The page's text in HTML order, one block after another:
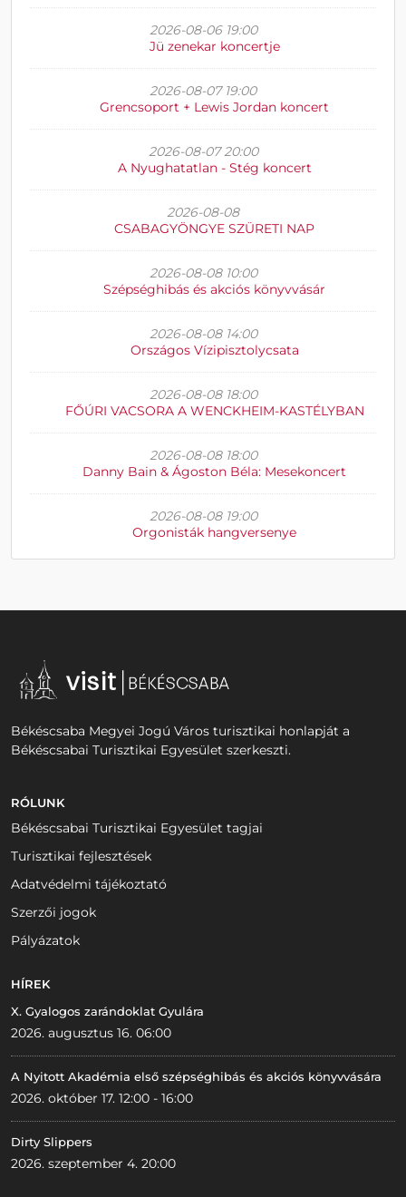
2026-08-06 19:00
Jü zenekar koncertje
2026-08-07 19:00
Grencsoport + Lewis Jordan koncert
2026-08-07 20:00
A Nyughatatlan - Stég koncert
2026-08-08
CSABAGYÖNGYE SZÜRETI NAP
2026-08-08 10:00
Szépséghibás és akciós könyvvásár
2026-08-08 14:00
Országos Vízipisztolycsata
2026-08-08 18:00
FŐÚRI VACSORA A WENCKHEIM-KASTÉLYBAN
2026-08-08 18:00
Danny Bain & Ágoston Béla: Mesekoncert
2026-08-08 19:00
Orgonisták hangversenye
Békéscsaba Megyei Jogú Város turisztikai honlapját a
Békéscsabai Turisztikai Egyesület szerkeszti.
RÓLUNK
Békéscsabai Turisztikai Egyesület tagjai
Turisztikai fejlesztések
Adatvédelmi tájékoztató
Szerzői jogok
Pályázatok
HÍREK
X. Gyalogos zarándoklat Gyulára
2026. augusztus 16. 06:00
A Nyitott Akadémia első szépséghibás és akciós könyvvására
2026. október 17. 12:00 - 16:00
Dirty Slippers
2026. szeptember 4. 20:00